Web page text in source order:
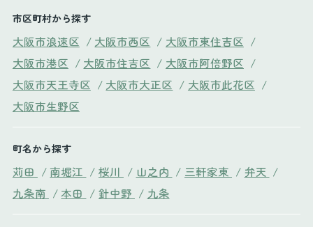
市区町村から探す
大阪市浪速区 / 大阪市西区 / 大阪市東住吉区 /
大阪市港区 / 大阪市住吉区 / 大阪市阿倍野区 /
大阪市天王寺区 / 大阪市大正区 / 大阪市此花区 /
大阪市生野区
町名から探す
苅田 / 南堀江 / 桜川 / 山之内 / 三軒家東 / 弁天 /
九条南 / 本田 / 針中野 / 九条